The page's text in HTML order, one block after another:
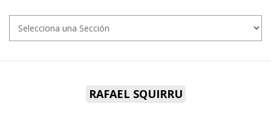
RAFAEL SQUIRRU